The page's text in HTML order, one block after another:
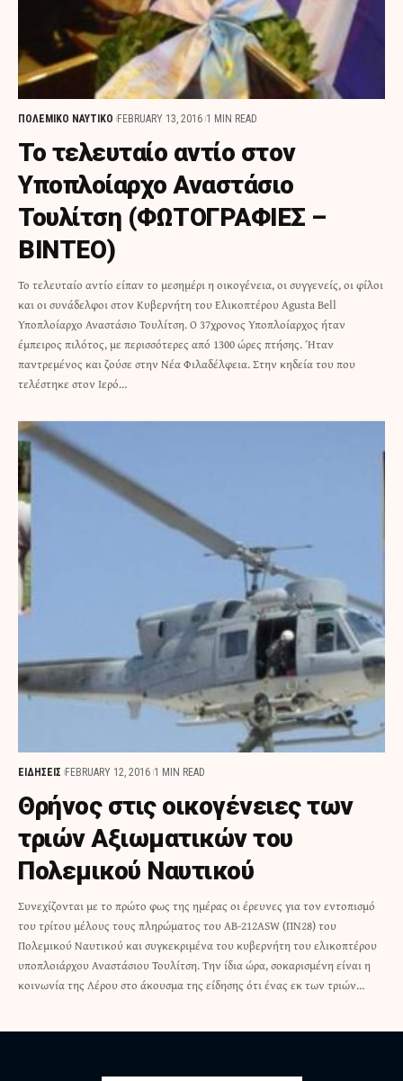
ΠΟΛΕΜΙΚΟ ΝΑΥΤΙΚΟ FEBRUARY 13, 2016 1 MIN READ
Το τελευταίο αντίο στον
Υποπλοίαρχο Αναστάσιο
Τουλίτση (ΦΩΤΟΓΡΑΦΙΕΣ –
ΒΙΝΤΕΟ)
Το τελευταίο αντίο είπαν το μεσημέρι η οικογένεια, οι συγγενείς, οι φίλοι
και οι συνάδελφοι στον Κυβερνήτη του Ελικοπτέρου Agusta Bell
Υποπλοίαρχο Αναστάσιο Τουλίτση. Ο 37χρονος Υποπλοίαρχος ήταν
έμπειρος πιλότος, με περισσότερες από 1300 ώρες πτήσης. Ήταν
παντρεμένος και ζούσε στην Νέα Φιλαδέλφεια. Στην κηδεία του που
τελέστηκε στον Ιερό…
ΕΙΔΗΣΕΙΣ FEBRUARY 12, 2016 1 MIN READ
Θρήνος στις οικογένειες των
τριών Αξιωματικών του
Πολεμικού Ναυτικού
Συνεχίζονται με το πρώτο φως της ημέρας οι έρευνες για τον εντοπισμό
του τρίτου μέλους τους πληρώματος του AB-212ASW (ΠΝ28) του
Πολεμικού Ναυτικού και συγκεκριμένα του κυβερνήτη του ελικοπτέρου
υποπλοιάρχου Αναστάσιου Τουλίτση. Την ίδια ώρα, σοκαρισμένη είναι η
κοινωνία της Λέρου στο άκουσμα της είδησης ότι ένας εκ των τριών…